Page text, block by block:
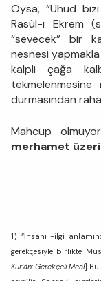
Oysa, “Uhud
Rasûl-i Ekrem
“sevecek” bir
nesnesi
kalpli çağa
durmasından
Mahcup
merhamet
1) “İnsanı -ilgi
gerekçesiyle birlikte
Kur’ân: Gerekçeli Meal] Bu